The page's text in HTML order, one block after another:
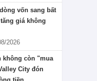
vốn sang bất
giá không
2026
không còn "mua
City đón